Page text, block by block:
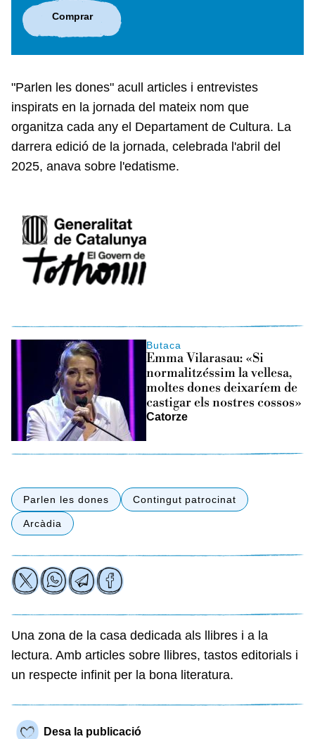
Comprar
"Parlen les dones" acull articles i entrevistes
inspirats en la jornada del mateix nom que
organitza cada any el Departament de Cultura. La
darrera edició de la jornada, celebrada l'abril del
2025, anava sobre l'edatisme.
Butaca
Emma Vilarasau: «Si
normalitzéssim la vellesa,
moltes dones deixaríem de
castigar els nostres cossos»
Catorze
Parlen les dones Contingut patrocinat
Arcàdia
Una zona de la casa dedicada als llibres i a la
lectura. Amb articles sobre llibres, tastos editorials i
un respecte infinit per la bona literatura.
Desa la publicació